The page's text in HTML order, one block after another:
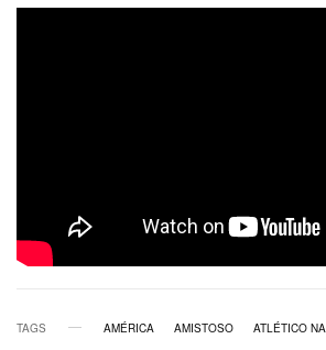
TAGS AMÉRICA AMISTOSO ATLÉTICO